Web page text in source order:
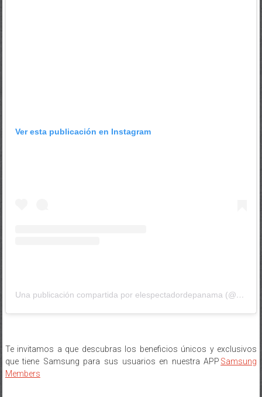
Ver esta publicación en Instagram
Una publicación compartida por elespectadordepanama (@elespectadordepanama)
Te invitamos a que descubras los beneficios únicos y exclusivos
que tiene Samsung para sus usuarios en nuestra APP Samsung
Members